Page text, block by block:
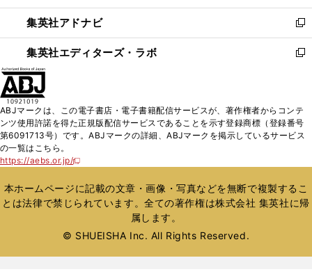
開
く
ウ
で
開
く
ン
ド
ウ
で
ウ
ィ
ン
ド
く
集英社アドナビ
新
し
い
ド
ウ
で
集英社エディターズ・ラボ
新
ィ
ン
ド
開
く
ABJマークは、この電子書店・電子書籍配信サービスが、著作権者からコンテ
ンツ使用許諾を得た正規版配信サービスであることを示す登録商標（登録番号
第6091713号）です。ABJマークの詳細、ABJマークを掲示しているサービス
の一覧はこちら。
https://aebs.or.jp/
新
い
ウ
ィ
ウ
本ホームページに記載の文章・画像・写真などを無断で複製するこ
とは法律で禁じられています。全ての著作権は株式会社 集英社に帰
属します。
© SHUEISHA Inc. All Rights Reserved.